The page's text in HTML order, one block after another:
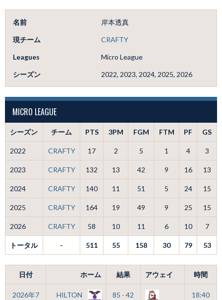
名前 岸本透真
現チーム CRAFTY
Leagues Micro League
シーズン 2022, 2023, 2024, 2025, 2026
MICRO LEAGUE
シーズン チーム PTS 3PM FGM FTM PF GS
2022 CRAFTY 17 2 5 1 4 3
2023 CRAFTY 132 13 42 9 16 13
2024 CRAFTY 140 11 51 5 24 15
2025 CRAFTY 164 19 49 9 25 15
2026 CRAFTY 58 10 11 6 10 7
トータル - 511 55 158 30 79 53
日付 ホーム 結果 アウェイ 時間
2026年7
HILTON
85 - 42
18:40